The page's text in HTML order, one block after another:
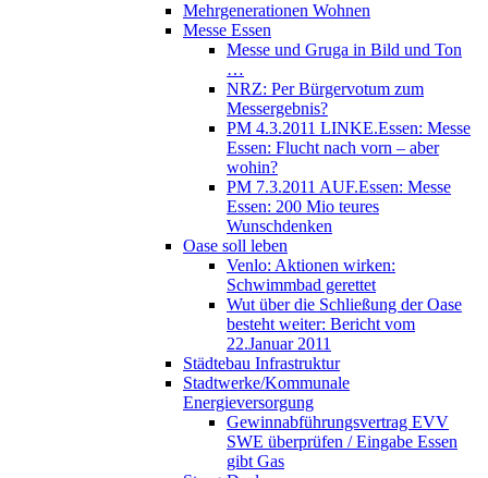
Mehrgenerationen Wohnen
Messe Essen
Messe und Gruga in Bild und Ton
…
NRZ: Per Bürgervotum zum
Messergebnis?
PM 4.3.2011 LINKE.Essen: Messe
Essen: Flucht nach vorn – aber
wohin?
PM 7.3.2011 AUF.Essen: Messe
Essen: 200 Mio teures
Wunschdenken
Oase soll leben
Venlo: Aktionen wirken:
Schwimmbad gerettet
Wut über die Schließung der Oase
besteht weiter: Bericht vom
22.Januar 2011
Städtebau Infrastruktur
Stadtwerke/Kommunale
Energieversorgung
Gewinnabführungsvertrag EVV
SWE überprüfen / Eingabe Essen
gibt Gas